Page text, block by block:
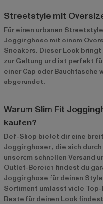
Streetstyle mit
Für einen urbanen
Jogginghose mit einem
Sneakers. Dieser Look
zur Geltung und ist perfekt
einer Cap oder Bauchtasche
abgerundet.
Warum Slim Fit
kaufen?
Def-Shop bietet dir eine
Jogginghosen, die sich
unserem schnellen Versand
Outlet-Bereich findest du
Jogginghose für deinen
Sortiment umfasst viele
Beste für deinen Look